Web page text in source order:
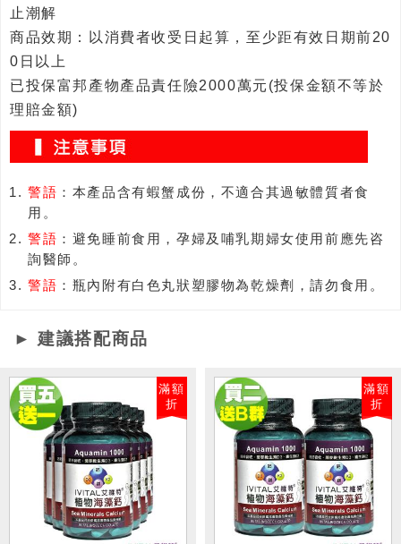
止潮解
商品效期：以消費者收受日起算，至少距有效日期前20
0日以上
已投保富邦產物產品責任險2000萬元(投保金額不等於
理賠金額)
警語 ：本產品含有蝦蟹成份，不適合其過敏體質者食
用。
警語 ：避免睡前食用，孕婦及哺乳期婦女使用前應先咨
詢醫師。
警語 ：瓶內附有白色丸狀塑膠物為乾燥劑，請勿食用。
► 建議搭配商品
滿額
折
滿額
折